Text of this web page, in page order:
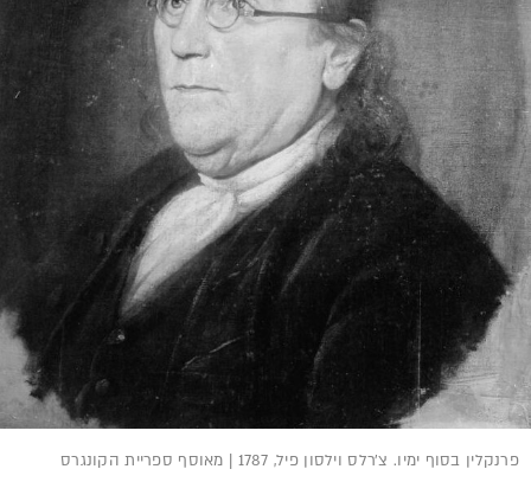
בסוף ימיו. צ׳רלס וילסון פיל, 1787 | מאוסף ספריית הקונגרס